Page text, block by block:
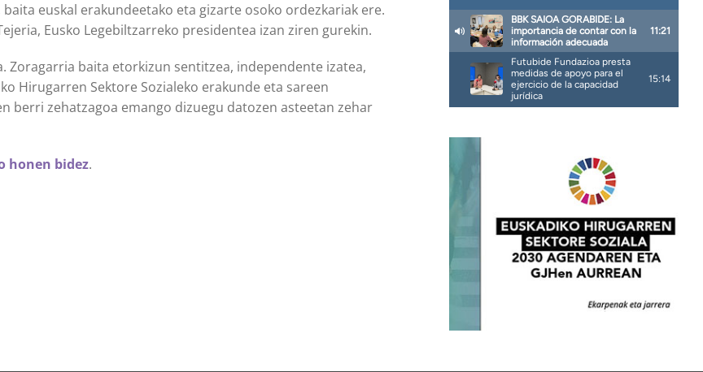
euskal erakundeetako eta gizarte osoko ordezkariak ere.
Eusko Legebiltzarreko presidentea izan ziren gurekin.
Zoragarria baita etorkizun sentitzea, independente izatea,
Hirugarren Sektore Sozialeko erakunde eta sareen
berri zehatzagoa emango dizuegu datozen asteetan zehar
honen bidez.